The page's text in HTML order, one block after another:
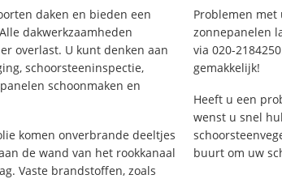
daken en bieden een
dakwerkzaamheden
overlast. U kunt denken aan
schoorsteeninspectie,
schoonmaken en
komen onverbrande deeltjes
de wand van het rookkanaal
Vaste brandstoffen, zoals
Problemen met
zonnepanelen
via 020-
gemakkelijk!
Heeft u een
wenst u snel
buurt om uw